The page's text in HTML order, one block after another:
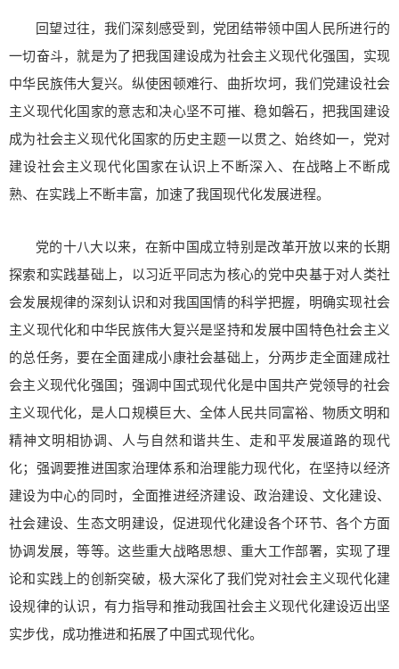
回望过往，我们深刻感受到，党团结带领中国人民所进行的
一切奋斗，就是为了把我国建设成为社会主义现代化强国，实现
中华民族伟大复兴。纵使困顿难行、曲折坎坷，我们党建设社会
主义现代化国家的意志和决心坚不可摧、稳如磐石，把我国建设
成为社会主义现代化国家的历史主题一以贯之、始终如一，党对
建设社会主义现代化国家在认识上不断深入、在战略上不断成
熟、在实践上不断丰富，加速了我国现代化发展进程。
党的十八大以来，在新中国成立特别是改革开放以来的长期
探索和实践基础上，以习近平同志为核心的党中央基于对人类社
会发展规律的深刻认识和对我国国情的科学把握，明确实现社会
主义现代化和中华民族伟大复兴是坚持和发展中国特色社会主义
的总任务，要在全面建成小康社会基础上，分两步走全面建成社
会主义现代化强国；强调中国式现代化是中国共产党领导的社会
主义现代化，是人口规模巨大、全体人民共同富裕、物质文明和
精神文明相协调、人与自然和谐共生、走和平发展道路的现代
化；强调要推进国家治理体系和治理能力现代化，在坚持以经济
建设为中心的同时，全面推进经济建设、政治建设、文化建设、
社会建设、生态文明建设，促进现代化建设各个环节、各个方面
协调发展，等等。这些重大战略思想、重大工作部署，实现了理
论和实践上的创新突破，极大深化了我们党对社会主义现代化建
设规律的认识，有力指导和推动我国社会主义现代化建设迈出坚
实步伐，成功推进和拓展了中国式现代化。